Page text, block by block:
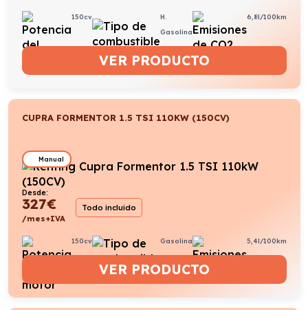
150cv
H.
Gasolina
6,8l/100km
VER PRODUCTO
CUPRA FORMENTOR 1.5 TSI 110KW (150CV)
Manual
Desde:
327€
/mes+IVA
Todo incluido
150cv Gasolina 5,4l/100km
VER PRODUCTO